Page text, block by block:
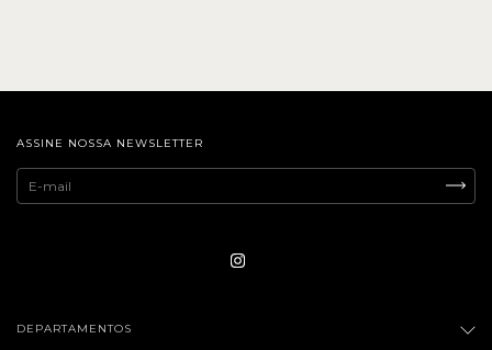
ASSINE NOSSA NEWSLETTER
DEPARTAMENTOS